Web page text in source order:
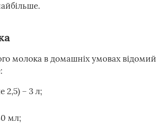
молока в домашніх умовах відомий
2,5) – 3 л;
мл;